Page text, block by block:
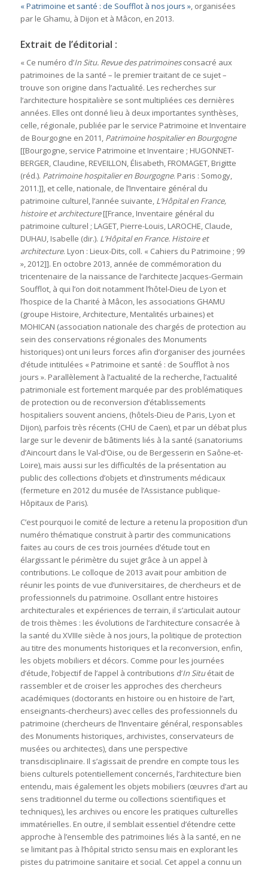
« Patrimoine et santé : de Soufflot à nos jours », organisées
par le Ghamu, à Dijon et à Mâcon, en 2013.
Extrait de l’éditorial :
« Ce numéro d’In Situ. Revue des patrimoinesconsacré aux
patrimoines de la santé – le premier traitant de ce sujet –
trouve son origine dans l’actualité. Les recherches sur
l’architecture hospitalière se sont multipliées ces dernières
années. Elles ont donné lieu à deux importantes synthèses,
celle, régionale, publiée par le service Patrimoine et Inventaire
de Bourgogne en 2011, Patrimoine hospitalier en Bourgogne
[[Bourgogne, service Patrimoine et Inventaire ; HUGONNET-
BERGER, Claudine, REVEILLON, Élisabeth, FROMAGET, Brigitte
(réd.). Patrimoine hospitalier en Bourgogne. Paris : Somogy,
2011.]], et celle, nationale, de l’Inventaire général du
patrimoine culturel, l’année suivante, L’Hôpital en France,
histoire et architecture[[France, Inventaire général du
patrimoine culturel ; LAGET, Pierre-Louis, LAROCHE, Claude,
DUHAU, Isabelle (dir.). L’Hôpital en France. Histoire et
architecture. Lyon : Lieux-Dits, coll. « Cahiers du Patrimoine ; 99
», 2012]]. En octobre 2013, année de commémoration du
tricentenaire de la naissance de l’architecte Jacques-Germain
Soufflot, à qui l’on doit notamment l’hôtel-Dieu de Lyon et
l’hospice de la Charité à Mâcon, les associations GHAMU
(groupe Histoire, Architecture, Mentalités urbaines) et
MOHICAN (association nationale des chargés de protection au
sein des conservations régionales des Monuments
historiques) ont uni leurs forces afin d’organiser des journées
d’étude intitulées « Patrimoine et santé : de Soufflot à nos
jours ». Parallèlement à l’actualité de la recherche, l’actualité
patrimoniale est fortement marquée par des problématiques
de protection ou de reconversion d’établissements
hospitaliers souvent anciens, (hôtels-Dieu de Paris, Lyon et
Dijon), parfois très récents (CHU de Caen), et par un débat plus
large sur le devenir de bâtiments liés à la santé (sanatoriums
d’Aincourt dans le Val-d’Oise, ou de Bergesserin en Saône-et-
Loire), mais aussi sur les difficultés de la présentation au
public des collections d’objets et d’instruments médicaux
(fermeture en 2012 du musée de l’Assistance publique-
Hôpitaux de Paris).
C’est pourquoi le comité de lecture a retenu la proposition d’un
numéro thématique construit à partir des communications
faites au cours de ces trois journées d’étude tout en
élargissant le périmètre du sujet grâce à un appel à
contributions. Le colloque de 2013 avait pour ambition de
réunir les points de vue d’universitaires, de chercheurs et de
professionnels du patrimoine. Oscillant entre histoires
architecturales et expériences de terrain, il s’articulait autour
de trois thèmes : les évolutions de l’architecture consacrée à
la santé du XVIIIe siècle à nos jours, la politique de protection
au titre des monuments historiques et la reconversion, enfin,
les objets mobiliers et décors. Comme pour les journées
d’étude, l’objectif de l’appel à contributions d’In Situétait de
rassembler et de croiser les approches des chercheurs
académiques (doctorants en histoire ou en histoire de l’art,
enseignants-chercheurs) avec celles des professionnels du
patrimoine (chercheurs de l’Inventaire général, responsables
des Monuments historiques, archivistes, conservateurs de
musées ou architectes), dans une perspective
transdisciplinaire. Il s’agissait de prendre en compte tous les
biens culturels potentiellement concernés, l’architecture bien
entendu, mais également les objets mobiliers (œuvres d’art au
sens traditionnel du terme ou collections scientifiques et
techniques), les archives ou encore les pratiques culturelles
immatérielles. En outre, il semblait essentiel d’étendre cette
approche à l’ensemble des patrimoines liés à la santé, en ne
se limitant pas à l’hôpital stricto sensu mais en explorant les
pistes du patrimoine sanitaire et social. Cet appel a connu un